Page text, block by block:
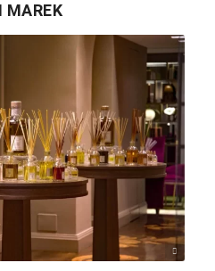
MAREK
djedj / pixabay